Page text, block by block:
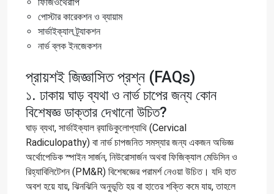
পোস্টার কারেকশন ও ব্যায়াম
সার্ভাইক্যাল ট্র্যাকশন
নার্ভ ব্লক ইনজেকশন
প্রায়শই জিজ্ঞাসিত প্রশ্ন (FAQs)
১. ঢাকায় ঘাড় ব্যথা ও নার্ভ চাপের জন্য কোন
বিশেষজ্ঞ ডাক্তার দেখানো উচিত?
ঘাড় ব্যথা, সার্ভাইক্যাল র‍্যাডিকুলোপ্যাথি (Cervical
Radiculopathy) বা নার্ভ চাপজনিত সমস্যার জন্য একজন অভিজ্ঞ
অর্থোপেডিক স্পাইন সার্জন, নিউরোসার্জন অথবা ফিজিক্যাল মেডিসিন ও
রিহ্যাবিলিটেশন (PM&R) বিশেষজ্ঞের পরামর্শ নেওয়া উচিত। যদি হাত
অবশ হয়ে যায়, ঝিনঝিনি অনুভূতি হয় বা হাতের শক্তি কমে যায়, তাহলে